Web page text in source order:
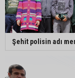
Şehit polisin adı